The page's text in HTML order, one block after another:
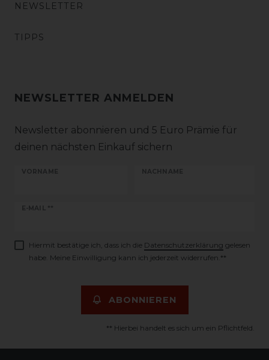
NEWSLETTER
TIPPS
NEWSLETTER ANMELDEN
Newsletter abonnieren und 5 Euro Prämie für
deinen nächsten Einkauf sichern
VORNAME NACHNAME
E-MAIL **
Newsletter
Hiermit bestätige ich, dass ich die Daten­schutz­erklärung gelesen
habe. Meine Einwilligung kann ich jederzeit widerrufen.**
ABONNIEREN
** Hierbei handelt es sich um ein Pflichtfeld.